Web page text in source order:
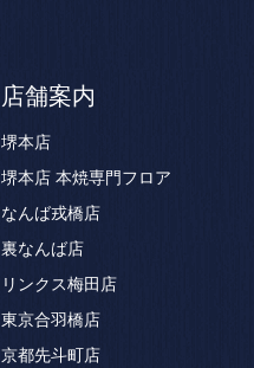
店舗案内
堺本店
堺本店 本焼専門フロア
なんば戎橋店
裏なんば店
リンクス梅田店
東京合羽橋店
京都先斗町店